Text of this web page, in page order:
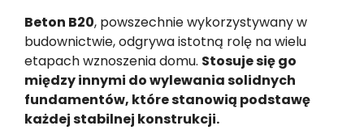
Beton B20, powszechnie wykorzystywany w
budownictwie, odgrywa istotną rolę na wielu
etapach wznoszenia domu. Stosuje się go
między innymi do wylewania solidnych
fundamentów, które stanowią podstawę
każdej stabilnej konstrukcji.